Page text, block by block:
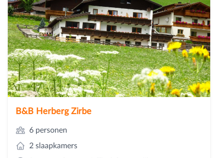
B&B Herberg Zirbe
6 personen
2 slaapkamers